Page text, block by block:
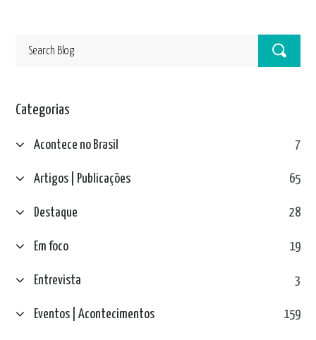
Categorias
Acontece no Brasil 7
Artigos | Publicações 65
Destaque 28
Em foco 19
Entrevista 3
Eventos | Acontecimentos 159